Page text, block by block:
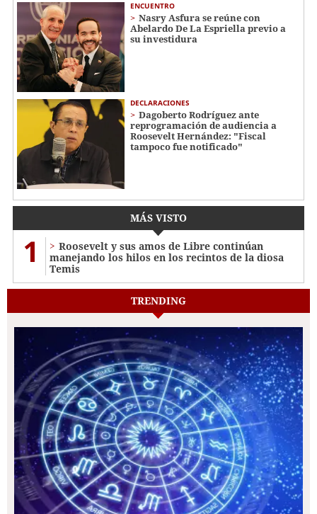
ENCUENTRO
Nasry Asfura se reúne con
Abelardo De La Espriella previo a
su investidura
DECLARACIONES
Dagoberto Rodríguez ante
reprogramación de audiencia a
Roosevelt Hernández: "Fiscal
tampoco fue notificado"
MÁS VISTO
1
Roosevelt y sus amos de Libre continúan
manejando los hilos en los recintos de la diosa
Temis
TRENDING